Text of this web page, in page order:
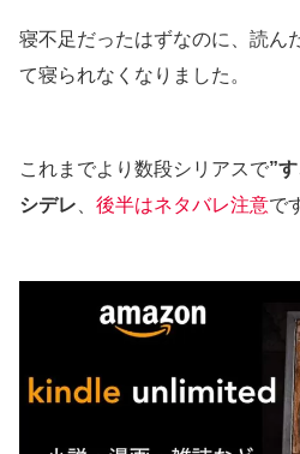
寝不足だったはずなのに、読ん
て寝られなくなりました。
これまでより数段シリアスで”
シデレ
後半はネタバレ注意で